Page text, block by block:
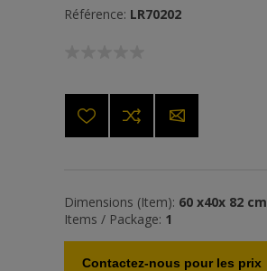
Référence: LR70202
Dimensions (Item): 60 x40x 82 cm
Items / Package: 1
Contactez-nous pour les prix